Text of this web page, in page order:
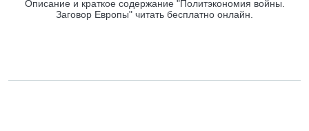
Описание и краткое содержание "Политэкономия войны.
Заговор Европы" читать бесплатно онлайн.